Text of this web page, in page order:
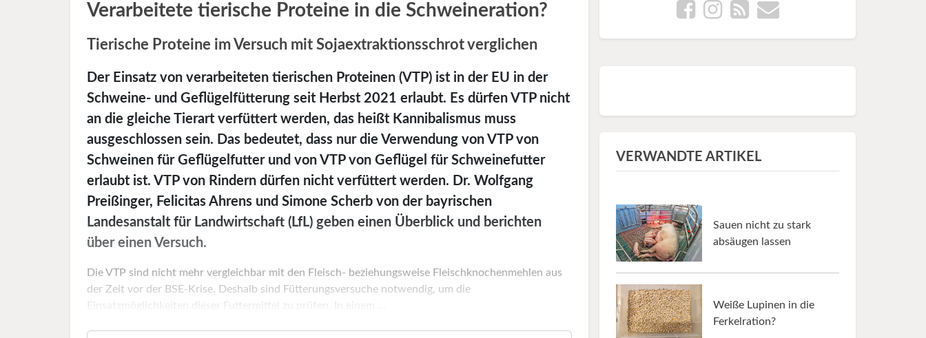
Verarbeitete tierische Proteine in die Schweineration?
Tierische Proteine im Versuch mit Sojaextraktionsschrot verglichen
Der Einsatz von verarbeiteten tierischen Proteinen (VTP) ist in der EU in der
Schweine- und Geflügelfütterung seit Herbst 2021 erlaubt. Es dürfen VTP nicht
an die gleiche Tierart verfüttert werden, das heißt Kannibalismus muss
ausgeschlossen sein. Das bedeutet, dass nur die Verwendung von VTP von
Schweinen für Geflügelfutter und von VTP von Geflügel für Schweinefutter
erlaubt ist. VTP von Rindern dürfen nicht verfüttert werden. Dr. Wolfgang
Preißinger, Felicitas Ahrens und Simone Scherb von der bayrischen
Landesanstalt für Landwirtschaft (LfL) geben einen Überblick und berichten
über einen Versuch.
Die VTP sind nicht mehr vergleichbar mit den Fleisch- beziehungsweise Fleischknochenmehlen aus
der Zeit vor der BSE-Krise. Deshalb sind Fütterungsversuche notwendig, um die
Einsatzmöglichkeiten dieser Futtermittel zu prüfen. In einem ...
VERWANDTE ARTIKEL
Sauen nicht zu stark
absäugen lassen
Weiße Lupinen in die
Ferkelration?